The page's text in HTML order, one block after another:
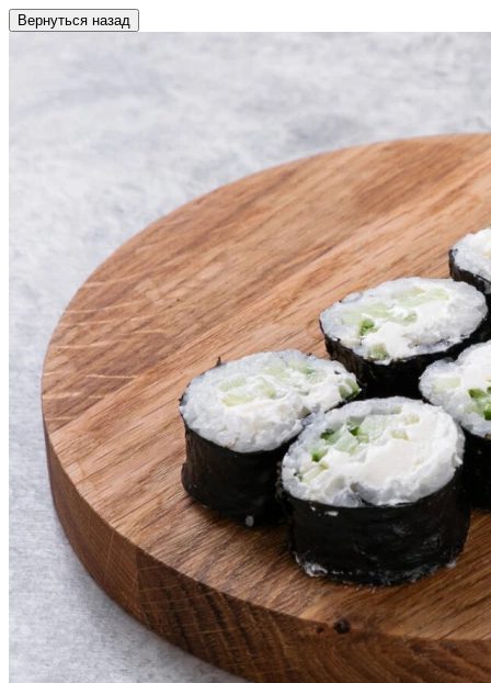
Вернуться назад